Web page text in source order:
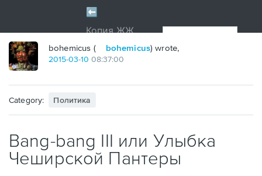
bohemicus ( bohemicus) wrote,
2015-03-10 08:37:00
Category: Политика
Bang-bang III или Улыбка
Чеширской Пантеры